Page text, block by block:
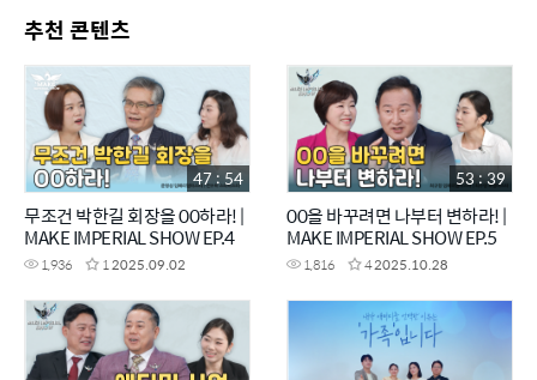
추천 콘텐츠
무조건 박한길 회장을 00하라! |
MAKE IMPERIAL SHOW EP.4
1,936 12025.09.02
47 : 54
00을 바꾸려면 나부터 변하라! |
MAKE IMPERIAL SHOW EP.5
1,816 42025.10.28
53 : 39